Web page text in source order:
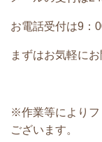
お電話受付は9：
まずはお気軽にお
※作業等によりフ
ございます。